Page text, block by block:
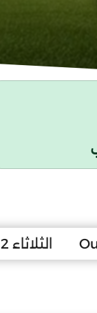
الثلاثاء 12 أكتوبر 2010